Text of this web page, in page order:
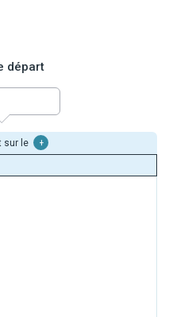
départ
sur le +